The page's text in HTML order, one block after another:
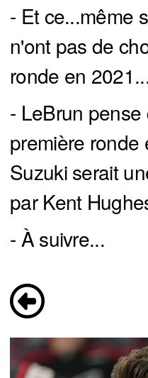
- Et ce...même
n'ont pas de
ronde en
- LeBrun
première ronde
Suzuki serait
par Kent
- À suivre...